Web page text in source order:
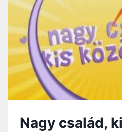
FILM
AZ
ÜGY
MÖGÖTT
VAN
–
INTERJÚ
(I.
RÉSZ)
Nagy család,